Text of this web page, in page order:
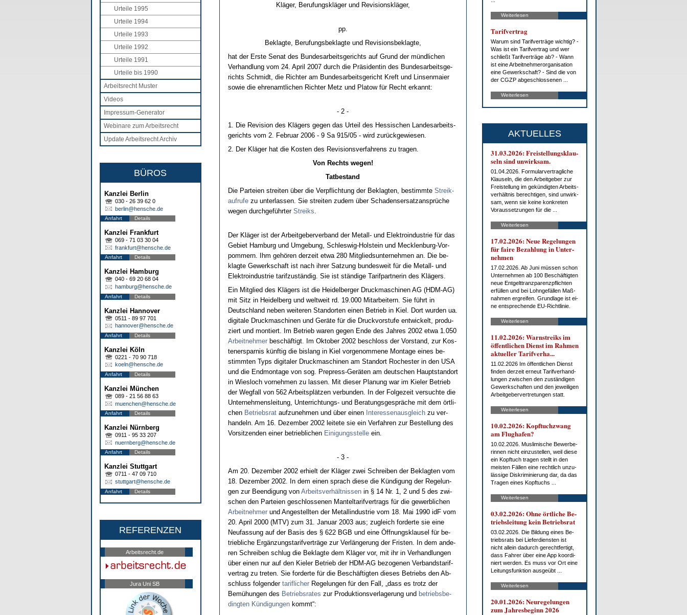
Urteile 1995
Urteile 1994
Urteile 1993
Urteile 1992
Urteile 1991
Urteile bis 1990
Arbeitsrecht Muster
Videos
Impressum-Generator
Webinare zum Arbeitsrecht
Update Arbeitsrecht Archiv
BÜROS
Kanzlei Berlin
030 - 26 39 62 0
berlin@hensche.de
Anfahrt Details
Kanzlei Frankfurt
069 - 71 03 30 04
frankfurt@hensche.de
Anfahrt Details
Kanzlei Hamburg
040 - 69 20 68 04
hamburg@hensche.de
Anfahrt Details
Kanzlei Hannover
0511 - 89 97 701
hannover@hensche.de
Anfahrt Details
Kanzlei Köln
0221 - 70 90 718
koeln@hensche.de
Anfahrt Details
Kanzlei München
089 - 21 56 88 63
muenchen@hensche.de
Anfahrt Details
Kanzlei Nürnberg
0911 - 95 33 207
nuernberg@hensche.de
Anfahrt Details
Kanzlei Stuttgart
0711 - 47 09 710
stuttgart@hensche.de
Anfahrt Details
REFERENZEN
Arbeitsrecht.de
Jura Uni SB
Kläger, Be­ru­fungskläger und Re­vi­si­onskläger,
pp.
Be­klag­te, Be­ru­fungs­be­klag­te und Re­vi­si­ons­be­klag­te,
hat der Ers­te Se­nat des Bun­des­ar­beits­ge­richts auf Grund der münd­li­chen
Ver­hand­lung vom 24. April 2007 durch die Präsi­den­tin des Bun­des­ar­beits­ge­
richts Schmidt, die Rich­ter am Bun­des­ar­beits­ge­richt Kreft und Lin­sen­mai­er
so­wie die eh­ren­amt­li­chen Rich­ter Metz und Pla­tow für Recht er­kannt:
- 2 -
1. Die Re­vi­si­on des Klägers ge­gen das Ur­teil des Hes­si­schen Lan­des­ar­beits­
ge­richts vom 2. Fe­bru­ar 2006 - 9 Sa 915/05 - wird zurück­ge­wie­sen.
2. Der Kläger hat die Kos­ten des Re­vi­si­ons­ver­fah­rens zu tra­gen.
Von Rechts we­gen!
Tat­be­stand
Die Par­tei­en strei­ten über die Ver­pflich­tung der Be­klag­ten, be­stimm­te Streik­
auf­ru­fezu un­ter­las­sen. Sie strei­ten zu­dem über Scha­dens­er­satz­ansprüche
we­gen durch­geführ­ter Streiks.
Der Kläger ist der Ar­beit­ge­ber­ver­band der Me­tall- und Elek­tro­in­dus­trie für das
Ge­biet Ham­burg und Um­ge­bung, Schles­wig-Hol­stein und Meck­len­burg-Vor­
pom­mern. Ihm gehören der­zeit et­wa 280 Mit­glieds­un­ter­neh­men an. Die be­
klag­te Ge­werk­schaft ist nach ih­rer Sat­zung bun­des­weit für die Me­tall- und
Elek­tro­in­dus­trie ta­rif­zuständig. Sie ist ständi­ge Ta­rif­part­ne­rin des Klägers.
Ein Mit­glied des Klägers ist die Hei­del­ber­ger Druck­ma­schi­nen AG (HDM-AG)
mit Sitz in Hei­del­berg und welt­weit rd. 19.000 Mit­ar­bei­tern. Sie führt in
Deutsch­land ne­ben wei­te­ren Stand­or­ten ei­nen Be­trieb in Kiel. Dort wur­den ua.
di­gi­ta­le Druck­ma­schi­nen und Geräte für die Druck­vor­stu­fe ent­wi­ckelt, pro­du­
ziert und mon­tiert. Im Be­trieb wa­ren ge­gen En­de des Jah­res 2002 et­wa 1.050
Ar­beit­neh­merbeschäftigt. Im Ok­to­ber 2002 be­schloss der Vor­stand, zur Kos­
ten­er­spar­nis künf­tig die bis­lang in Kiel vor­ge­nom­me­ne Mon­ta­ge ei­nes be­
stimm­ten Typs di­gi­ta­ler Druck­ma­schi­nen am Stand­ort Ro­ches­ter in den USA
und die End­mon­ta­ge von sog. Pre­press-Geräten am deut­schen Haupt­stand­ort
in Wies­loch vor­neh­men zu las­sen. Mit die­ser Pla­nung war im Kie­ler Be­trieb
der Weg­fall von 562 Ar­beitsplätzen ver­bun­den. In der Fol­ge­zeit ver­such­te die
Un­ter­neh­mens­lei­tung, Un­ter­rich­tungs- und Be­ra­tungs­gespräche mit dem ört­li­
chen Be­triebs­ratauf­zu­neh­men und über ei­nen In­ter­es­sen­aus­gleichzu ver­
han­deln. Am 16. De­zem­ber 2002 lei­te­te sie ein Ver­fah­ren zur Be­stel­lung des
Vor­sit­zen­den ei­ner be­trieb­li­chen Ei­ni­gungs­stel­leein.
- 3 -
Am 20. De­zem­ber 2002 er­hielt der Kläger zwei Schrei­ben der Be­klag­ten vom
18. De­zem­ber 2002. In dem ei­nen sprach die­se die Kündi­gung der Re­ge­lun­
gen zur Be­en­di­gung von Ar­beits­verhält­nis­senin § 14 Nr. 1, 2 und 5 des zwi­
schen den Par­tei­en ge­schlos­se­nen Man­tel­ta­rif­ver­trags für die ge­werb­li­chen
Ar­beit­neh­merund An­ge­stell­ten der Me­tall­in­dus­trie vom 18. Mai 1990 idF vom
20. April 2000 (MTV) zum 31. Ja­nu­ar 2003 aus; zu­gleich for­der­te sie ei­ne
Neu­fas­sung auf der Ba­sis des § 622 BGB und ei­ne Öff­nungs­klau­sel für be­
trieb­li­che Ergänzungs­ta­rif­verträge zur Verlänge­rung der Fris­ten. In dem an­de­
ren Schrei­ben schlug die Be­klag­te dem Kläger vor, mit ihr in Ver­hand­lun­gen
über ei­nen nur auf den Kie­ler Be­trieb der HDM-AG be­zo­ge­nen Ver­bands­ta­rif­
ver­trag zu tre­ten. Sie for­der­te für die Beschäftig­ten die­ses Be­triebs den Ab­
schluss fol­gen­der ta­rif­li­cherRe­ge­lun­gen für den Fall, „dass es trotz der
Bemühun­gen des Be­triebs­ra­tes zur Pro­duk­ti­ons­ver­la­ge­rung und be­triebs­be­
ding­ten Kündi­gun­genkommt“:
Weiterlesen
Ta­rif­ver­trag
War­um sind Ta­rif­ver­trä­ge wich­tig? -
Was ist ein Ta­rif­ver­trag und wer
schließt Ta­rif­ver­trä­ge ab? - Wann
ist ei­ne Ar­beit­neh­mer­or­ga­ni­sa­ti­on
ei­ne Ge­werk­schaft? - Sind die von
der CG­ZP ab­ge­schlos­se­nen ...
Weiterlesen
AKTUELLES
31.03.2026: Frei­stel­lungs­klau­
seln sind un­wirk­sam.
01.04.2026. For­mu­lar­ver­trag­li­che
Klau­seln, die den Ar­beit­ge­ber zur
Frei­stel­lung im ge­kün­dig­ten Ar­beits­
ver­hält­nis be­rech­ti­gen, sind un­wirk­
sam, wenn sie kei­ne kon­kre­ten
Vor­aus­set­zun­gen für die ...
Weiterlesen
17.02.2026: Neue Re­ge­lun­gen
für fai­re Be­zah­lung in Un­ter­
neh­men
17.02.2026. Ab Ju­ni müs­sen schon
Un­ter­neh­men ab 100 Be­schäf­tig­ten
neue Ent­gelt­tranz­pa­renz­pflich­ten
er­fül­len und bei Lohn­ge­fäl­len Maß­
nah­men er­grei­fen. Grund­la­ge ist ei­
ne ent­spre­chen­de EU-Richt­li­nie.
Weiterlesen
11.02.2026: Warn­streiks im
öf­fent­li­chen Dienst im Rah­men
ak­tu­el­ler Ta­rif­ver­ha...
11.02.2026 Im öf­fent­li­chen Dienst
fin­den der­zeit er­neut Ta­rif­ver­hand­
lun­gen zwi­schen den zu­stän­di­gen
Ge­werk­schaf­ten und den je­wei­li­gen
Ar­beit­ge­ber­ver­tre­tun­gen statt.
Weiterlesen
10.02.2026: Kopf­tuch­zwang
am Flug­ha­fen?
10.02.2026. Mus­li­mi­sche Be­wer­be­
rin­nen nicht ein­zu­stel­len, weil die­se
ein Kopf­tuch tra­gen stellt in den
meis­ten Fäl­len ei­ne recht­lich un­zu­
läs­si­ge Dis­kri­mi­nie­rung dar, da das
Tra­gen ei­nes Kopf­tuchs ...
Weiterlesen
03.02.2026: Oh­ne ört­li­che Be­
triebs­lei­tung kein Be­triebs­rat
03.02.2026. Die Bil­dung ei­nes Be­
triebs­rats bei Lie­fer­diens­ten ist
nicht al­lein da­durch ge­recht­fer­tigt,
dass Fah­rer über ei­ne App ko­or­di­
niert wer­den. Es muss vor Ort ei­ne
Lei­tungs­funk­ti­on aus­ge­übt ...
Weiterlesen
20.01.2026: Neu­re­ge­lun­gen
zum Jah­res­be­ginn 2026